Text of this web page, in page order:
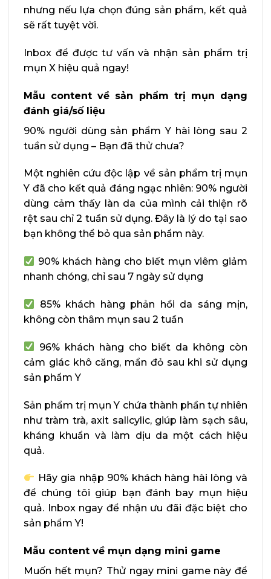
nhưng nếu lựa chọn đúng sản phẩm, kết quả
sẽ rất tuyệt vời.
Inbox để được tư vấn và nhận sản phẩm trị
mụn X hiệu quả ngay!
Mẫu content về sản phẩm trị mụn dạng
đánh giá/số liệu
90% người dùng sản phẩm Y hài lòng sau 2
tuần sử dụng – Bạn đã thử chưa?
Một nghiên cứu độc lập về sản phẩm trị mụn
Y đã cho kết quả đáng ngạc nhiên: 90% người
dùng cảm thấy làn da của mình cải thiện rõ
rệt sau chỉ 2 tuần sử dụng. Đây là lý do tại sao
bạn không thể bỏ qua sản phẩm này.
90% khách hàng cho biết mụn viêm giảm
nhanh chóng, chỉ sau 7 ngày sử dụng
85% khách hàng phản hồi da sáng mịn,
không còn thâm mụn sau 2 tuần
96% khách hàng cho biết da không còn
cảm giác khô căng, mẩn đỏ sau khi sử dụng
sản phẩm Y
Sản phẩm trị mụn Y chứa thành phần tự nhiên
như tràm trà, axit salicylic, giúp làm sạch sâu,
kháng khuẩn và làm dịu da một cách hiệu
quả.
Hãy gia nhập 90% khách hàng hài lòng và
để chúng tôi giúp bạn đánh bay mụn hiệu
quả. Inbox ngay để nhận ưu đãi đặc biệt cho
sản phẩm Y!
Mẫu content về mụn dạng mini game
Muốn hết mụn? Thử ngay mini game này để